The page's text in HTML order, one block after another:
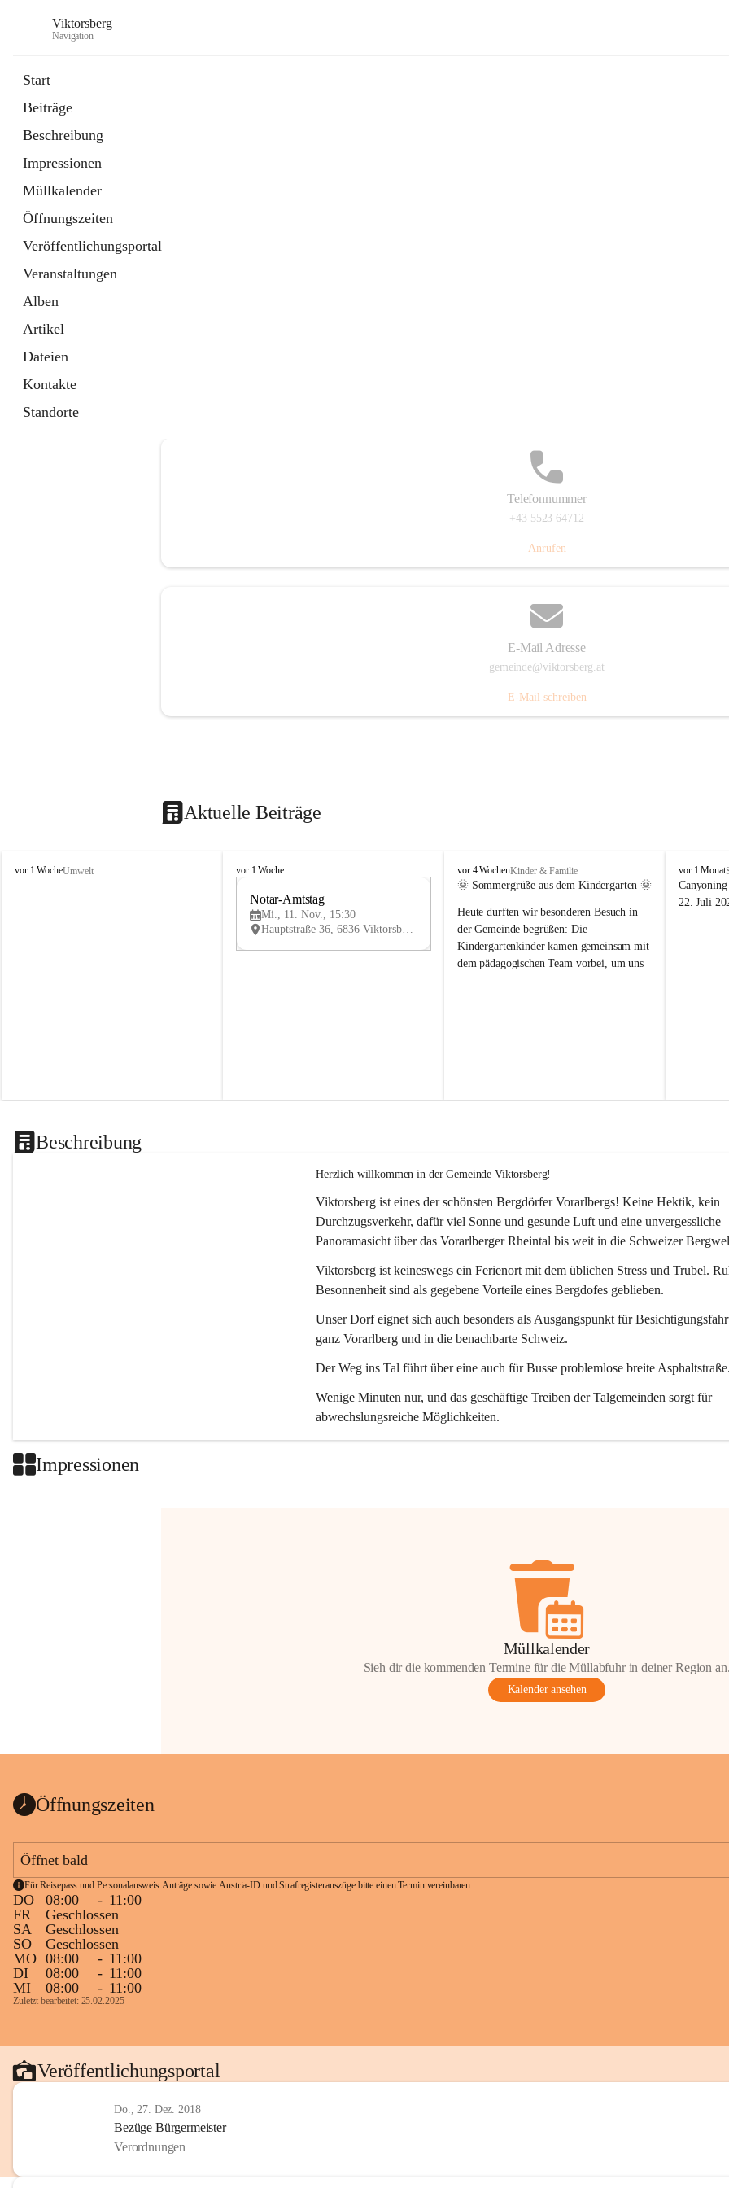
Viktorsberg
Navigation
Start
Beiträge
Beschreibung
Impressionen
Müllkalender
Öffnungszeiten
Veröffentlichungsportal
Veranstaltungen
Alben
Artikel
Dateien
Kontakte
Standorte
Telefonnummer
+43 5523 64712
Anrufen
E-Mail Adresse
gemeinde@viktorsberg.at
E-Mail schreiben
Aktuelle Beiträge
V
vor 1 WocheUmwelt
V
vor 1 Woche
V
Notar-Amtstag
Mi., 11. Nov., 15:30
Hauptstraße 36, 6836 Viktorsberg, AUT
V
i
t
o
r
s
vor 4 WochenKinder & Familie
🌞 Sommergrüße aus dem Kindergarten 🌞
Heute durften wir besonderen Besuch in
der Gemeinde begrüßen: Die
Kindergartenkinder kamen gemeinsam mit
dem pädagogischen Team vorbei, um uns
V
i
k
vor 1 Monat
22. Juli
Beschreibung
Herzlich willkommen in der Gemeinde Viktorsberg!
Viktorsberg ist eines der schönsten Bergdörfer Vorarlbergs! Keine Hektik, kein
Durchzugsverkehr, dafür viel Sonne und gesunde Luft und eine unvergessliche
Panoramasicht über das Vorarlberger Rheintal bis weit in die Schweizer
Viktorsberg ist keineswegs ein Ferienort mit dem üblichen Stress und Trubel.
Besonnenheit sind als gegebene Vorteile eines Bergdofes geblieben.
Unser Dorf eignet sich auch besonders als Ausgangspunkt für
ganz Vorarlberg und in die benachbarte Schweiz.
Der Weg ins Tal führt über eine auch für Busse problemlose breite
Wenige Minuten nur, und das geschäftige Treiben der Talgemeinden sorgt für
abwechslungsreiche Möglichkeiten.
Impressionen
Müllkalender
Sieh dir die kommenden Termine für die Müllabfuhr in deiner Region
Kalender ansehen
Öffnungszeiten
Öffnet bald
Für Reisepass und Personalausweis Anträge sowie Austria-ID und Strafregisterauszüge bitte einen Termin vereinbaren.
DO 08:00 - 11:00
FR
Geschlossen
SA
Geschlossen
SO
Geschlossen
MO 08:00 - 11:00
DI
08:00 - 11:00
MI
08:00 - 11:00
Zuletzt bearbeitet: 25.02.2025
Veröffentlichungsportal
Do., 27. Dez. 2018
Bezüge Bürgermeister
Verordnungen